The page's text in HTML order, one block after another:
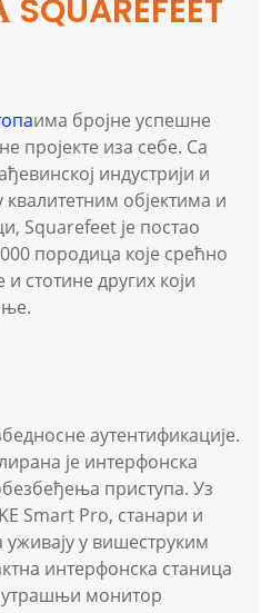
има бројне успешне
пројекте иза себе. Са
индустрији и
објектима и
Squarefeet је постао
породица које срећно
стотине других који
аутентификације.
је интерфонска
приступа. Уз
Smart Pro, станари и
у вишеструким
интерфонска станица
монитор